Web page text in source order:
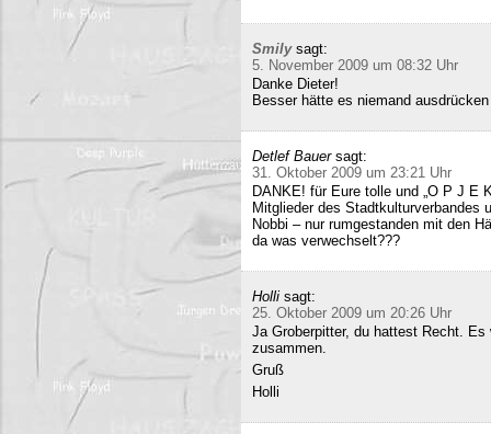
Smily sagt:
5. November 2009 um 08:32 Uhr
Danke Dieter!
Besser hätte es niemand
Detlef Bauer sagt:
31. Oktober 2009 um 23:21 Uhr
DANKE! für Eure tolle und „O P J E
Mitglieder des Stadtkulturverbandes
Nobbi – nur rumgestanden mit den
da was verwechselt???
Holli sagt:
25. Oktober 2009 um 20:26 Uhr
Ja Groberpitter, du hattest Recht.
zusammen.
Gruß
Holli